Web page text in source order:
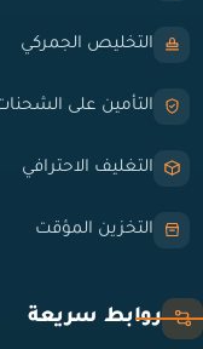
التخليص الجمركي
التأمين على
التغليف الاحترافي
التخزين المؤقت
روابط سريعة